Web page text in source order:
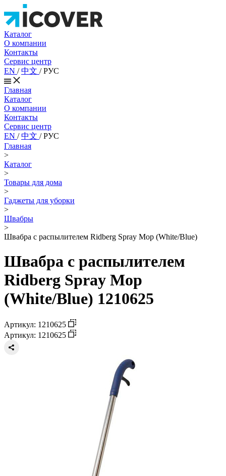
Каталог
О компании
Контакты
Сервис центр
EN /中文 /РУС
Главная
Каталог
О компании
Контакты
Сервис центр
EN /中文 /РУС
Главная
>
Каталог
>
Товары для дома
>
Гаджеты для уборки
>
Швабры
>
Швабра с распылителем Ridberg Spray Mop (White/Blue)
Швабра с распылителем
Ridberg Spray Mop
(White/Blue) 1210625
Артикул: 1210625
Артикул: 1210625